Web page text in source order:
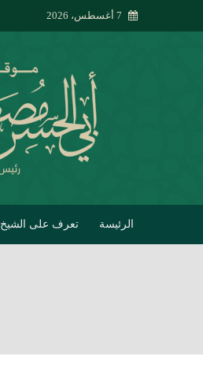
7 أغسطس، 2026
الرئيسة تعرف على الشيخ